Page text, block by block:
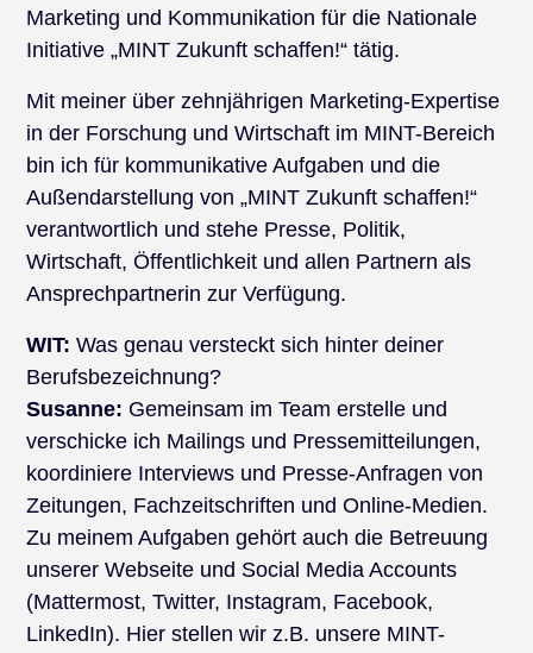
Marketing und Kommunikation für die Nationale
Initiative „MINT Zukunft schaffen!“ tätig.
Mit meiner über zehnjährigen Marketing-Expertise
in der Forschung und Wirtschaft im MINT-Bereich
bin ich für kommunikative Aufgaben und die
Außendarstellung von „MINT Zukunft schaffen!“
verantwortlich und stehe Presse, Politik,
Wirtschaft, Öffentlichkeit und allen Partnern als
Ansprechpartnerin zur Verfügung.
WIT: Was genau versteckt sich hinter deiner
Berufsbezeichnung?
Susanne: Gemeinsam im Team erstelle und
verschicke ich Mailings und Pressemitteilungen,
koordiniere Interviews und Presse-Anfragen von
Zeitungen, Fachzeitschriften und Online-Medien.
Zu meinem Aufgaben gehört auch die Betreuung
unserer Webseite und Social Media Accounts
(Mattermost, Twitter, Instagram, Facebook,
LinkedIn). Hier stellen wir z.B. unsere MINT-